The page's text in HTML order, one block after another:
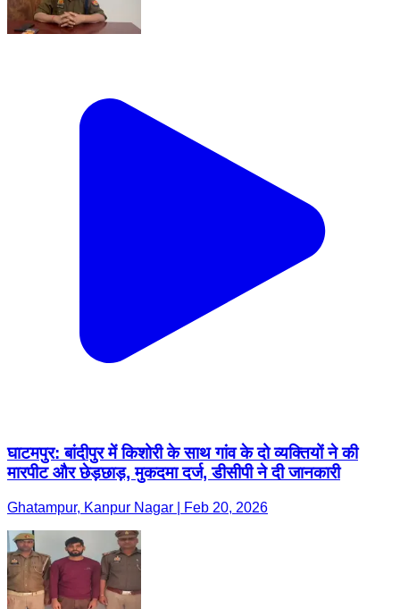
घाटमपुर: बांदीपुर में किशोरी के साथ गांव के दो व्यक्तियों ने की
मारपीट और छेड़छाड़, मुकदमा दर्ज, डीसीपी ने दी जानकारी
Ghatampur, Kanpur Nagar | Feb 20, 2026